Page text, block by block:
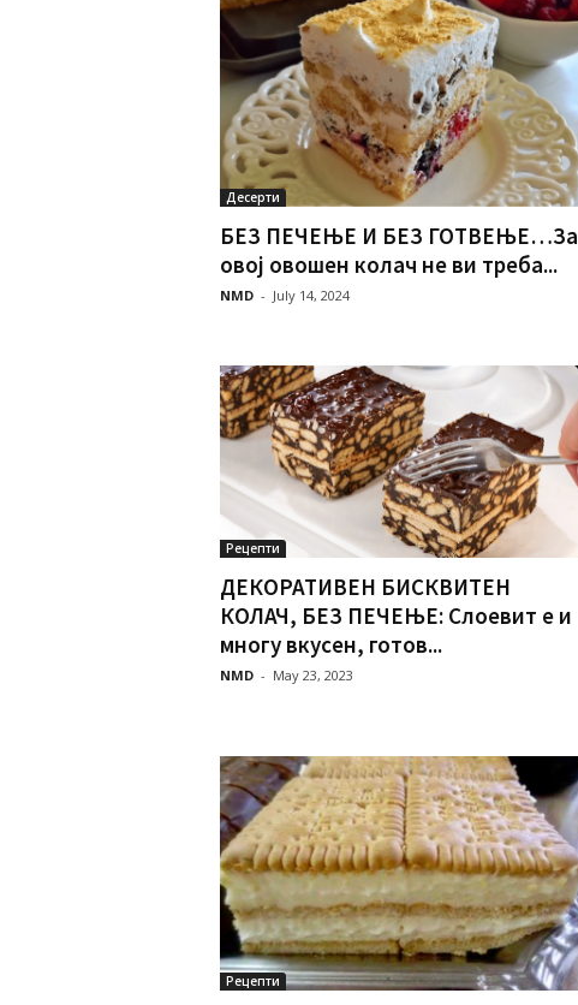
Десерти
БЕЗ ПЕЧЕЊЕ И БЕЗ ГОТВЕЊЕ…За
овој овошен колач не ви треба...
NMD - July 14, 2024
Рецепти
ДЕКОРАТИВЕН БИСКВИТЕН
КОЛАЧ, БЕЗ ПЕЧЕЊЕ: Слоевит е и
многу вкусен, готов...
NMD - May 23, 2023
Рецепти